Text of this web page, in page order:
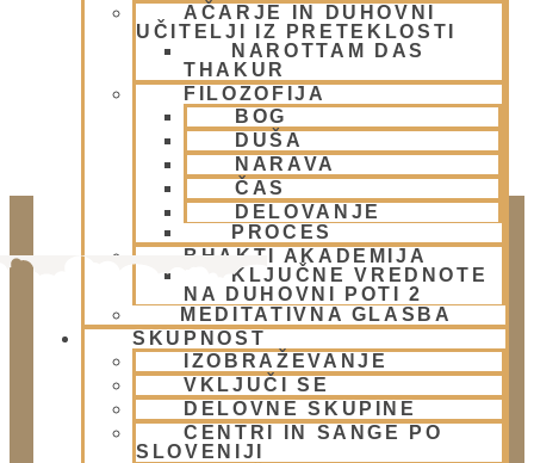
AČARJE IN DUHOVNI
UČITELJI IZ PRETEKLOSTI
NAROTTAM DAS
THAKUR
FILOZOFIJA
BOG
DUŠA
NARAVA
ČAS
DELOVANJE
PROCES
BHAKTI AKADEMIJA
KLJUČNE VREDNOTE
NA DUHOVNI POTI 2
MEDITATIVNA GLASBA
SKUPNOST
IZOBRAŽEVANJE
VKLJUČI SE
DELOVNE SKUPINE
CENTRI IN SANGE PO
SLOVENIJI